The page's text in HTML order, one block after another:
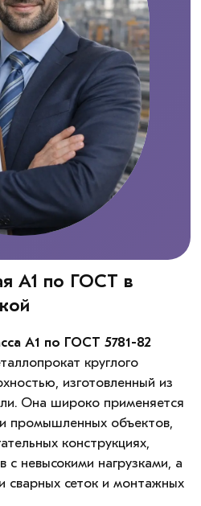
А1 по ГОСТ в
А1 по ГОСТ 5781-82
круглого
изготовленный из
Она широко применяется
промышленных объектов,
конструкциях,
с невысокими нагрузками, а
сварных сеток и монтажных